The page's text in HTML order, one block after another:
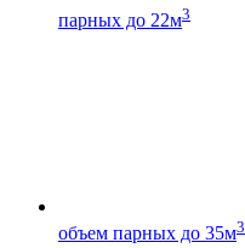
парных до 22м3
объем парных до 35м3